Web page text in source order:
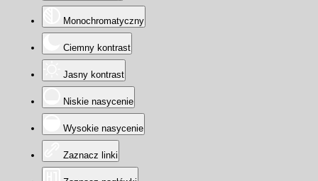
Monochromatyczny
Ciemny kontrast
Jasny kontrast
Niskie nasycenie
Wysokie nasycenie
Zaznacz linki